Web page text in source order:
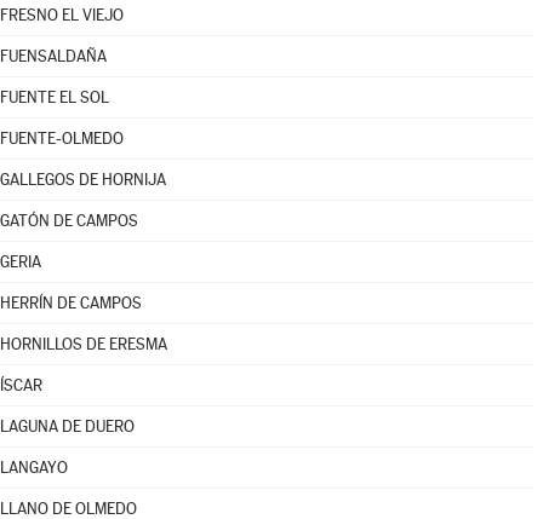
FRESNO EL VIEJO
FUENSALDAÑA
FUENTE EL SOL
FUENTE-OLMEDO
GALLEGOS DE HORNIJA
GATÓN DE CAMPOS
GERIA
HERRÍN DE CAMPOS
HORNILLOS DE ERESMA
ÍSCAR
LAGUNA DE DUERO
LANGAYO
LLANO DE OLMEDO